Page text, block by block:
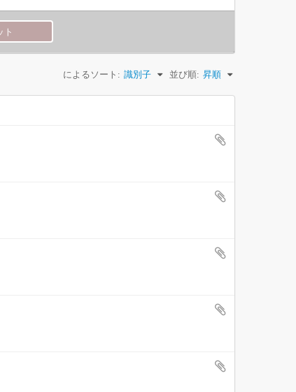
によるソート: 識別子 並び順: 昇順